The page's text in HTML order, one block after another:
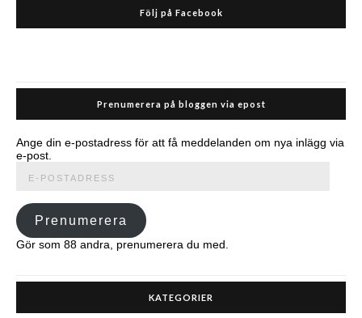
Följ på Facebook
Prenumerera på bloggen via epost
Ange din e-postadress för att få meddelanden om nya inlägg via
e-post.
postadress
Prenumerera
Gör som 88 andra, prenumerera du med.
KATEGORIER